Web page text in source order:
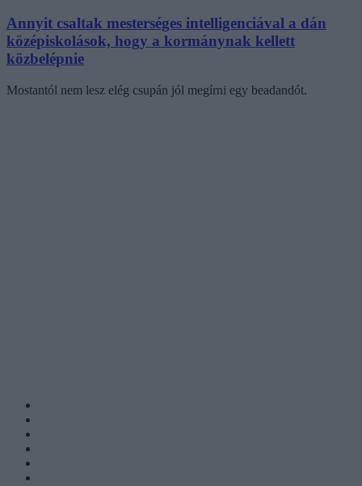
Annyit csaltak mesterséges intelligenciával a dán
középiskolások, hogy a kormánynak kellett
közbelépnie
Mostantól nem lesz elég csupán jól megírni egy beadandót.